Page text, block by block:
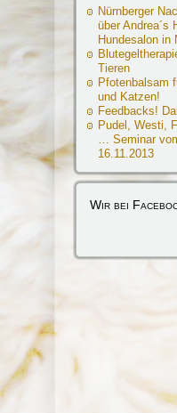
Nürnberger
über Andrea´s
Hundesalon in
Tieren
Pfotenbalsam
und Katzen!
Feedbacks!
Pudel, Westi,
… Seminar
16.11.2013
Wir bei